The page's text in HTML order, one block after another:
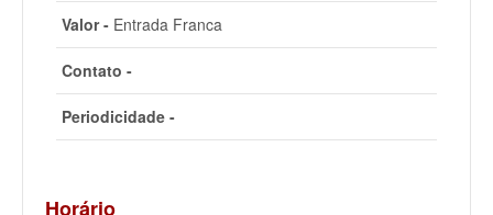
Valor - Entrada Franca
Contato -
Periodicidade -
Horário